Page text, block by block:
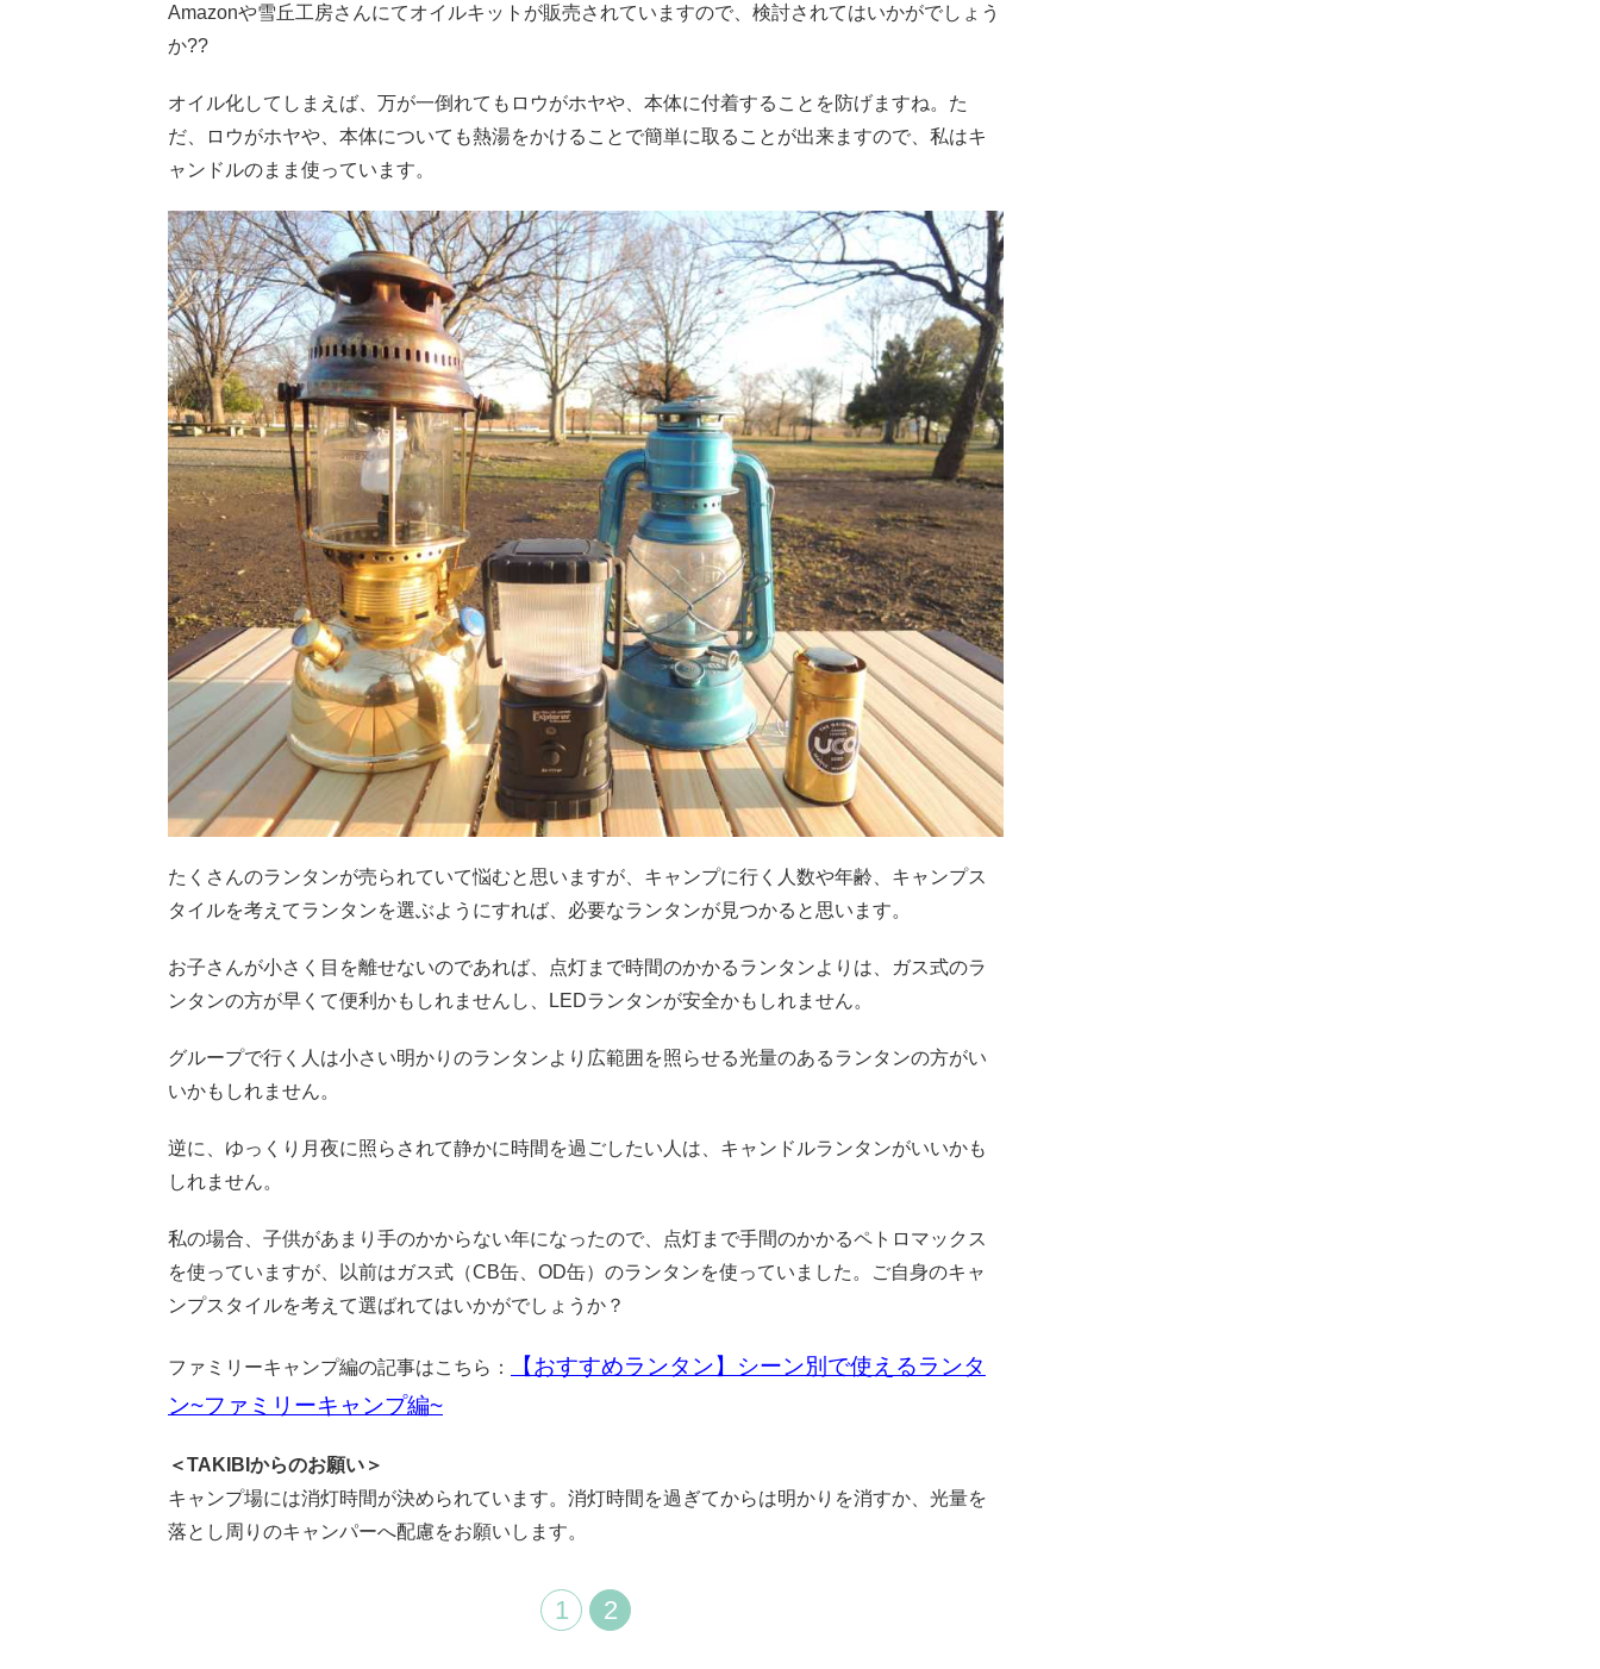
Amazonや雪丘工房さんにてオイルキットが販売されていますので、検討されてはいかがでしょう
か??
オイル化してしまえば、万が一倒れてもロウがホヤや、本体に付着することを防げますね。た
だ、ロウがホヤや、本体についても熱湯をかけることで簡単に取ることが出来ますので、私はキ
ャンドルのまま使っています。
たくさんのランタンが売られていて悩むと思いますが、キャンプに行く人数や年齢、キャンプス
タイルを考えてランタンを選ぶようにすれば、必要なランタンが見つかると思います。
お子さんが小さく目を離せないのであれば、点灯まで時間のかかるランタンよりは、ガス式のラ
ンタンの方が早くて便利かもしれませんし、LEDランタンが安全かもしれません。
グループで行く人は小さい明かりのランタンより広範囲を照らせる光量のあるランタンの方がい
いかもしれません。
逆に、ゆっくり月夜に照らされて静かに時間を過ごしたい人は、キャンドルランタンがいいかも
しれません。
私の場合、子供があまり手のかからない年になったので、点灯まで手間のかかるペトロマックス
を使っていますが、以前はガス式（CB缶、OD缶）のランタンを使っていました。ご自身のキャ
ンプスタイルを考えて選ばれてはいかがでしょうか？
ファミリーキャンプ編の記事はこちら： 【おすすめランタン】シーン別で使えるランタ
ン~ファミリーキャンプ編~
＜TAKIBIからのお願い＞
キャンプ場には消灯時間が決められています。消灯時間を過ぎてからは明かりを消すか、光量を
落とし周りのキャンパーへ配慮をお願いします。
1 2